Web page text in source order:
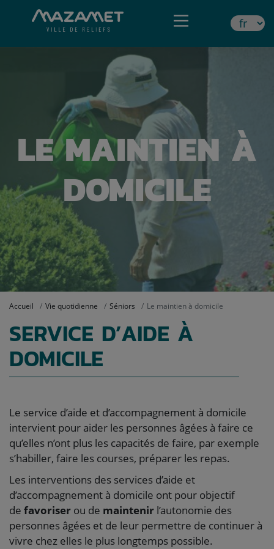
LE MAINTIEN À
DOMICILE
Accueil Vie quotidienne Séniors Le maintien à domicile
SERVICE D’AIDE À
DOMICILE
Le service d’aide et d’accompagnement à domicile
intervient pour aider les personnes âgées à faire ce
qu’elles n’ont plus les capacités de faire, par exemple
s’habiller, faire les courses, préparer les repas.
Les interventions des services d’aide et
d’accompagnement à domicile ont pour objectif
de favoriser ou de maintenir l’autonomie des
personnes âgées et de leur permettre de continuer à
vivre chez elles le plus longtemps possible.